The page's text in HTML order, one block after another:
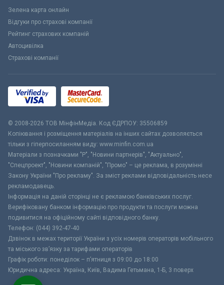
Зелена карта онлайн
Відгуки про страхові компанії
Рейтинг страхових компаній
Автоцивілка
Страхові компанії
© 2008-2026 ТОВ МiнфiнМедiа. Код ЄДРПОУ: 35506859
Копіювання і розміщення матеріалів на інших сайтах дозволяється
тільки з гіперпосиланням виду: www.minfin.com.ua
Матеріали з позначками "Р", "Новини партнерів", "Актуально",
"Спецпроект", "Новини компаній", "Промо" – це реклама, в розумінні
Закону України "Про рекламу". За зміст реклами відповідальність несе
рекламодавець.
Інформація на даній сторінці не є рекламою банківських послуг.
Верифіковану банком інформацію про продукти та послуги можна
подивитися на офіційному сайті відповідного банку.
Телефон: (044) 392-47-40
Дзвінок в межах території України з усіх номерів операторів мобільного
та міського зв’язку за тарифами операторів
Графік роботи: понеділок – п’ятниця з 09:00 до 18:00
Юридична адреса: Україна, Київ, Вадима Гетьмана, 1-Б, 3 поверх